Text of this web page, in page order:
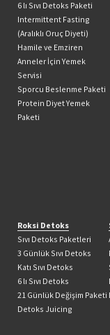
6 lı Sıvı Detoks Paketi
Intermittent Fasting
(Aralıklı Oruç Diyeti)
Hamile ve Emziren
Anneler İçin Yemek
Servisi
Sporcu Beslenme Paketi
Protein Diyet Yemek
Paketi
Roksi Detoks
Sıvı Detoks Paketleri
3 Günlük Sıvı Detoks
Katı Sıvı Detoks
6 lı Sıvı Detoks
21 Günlük Değişim Paketi
Detoks Juicing